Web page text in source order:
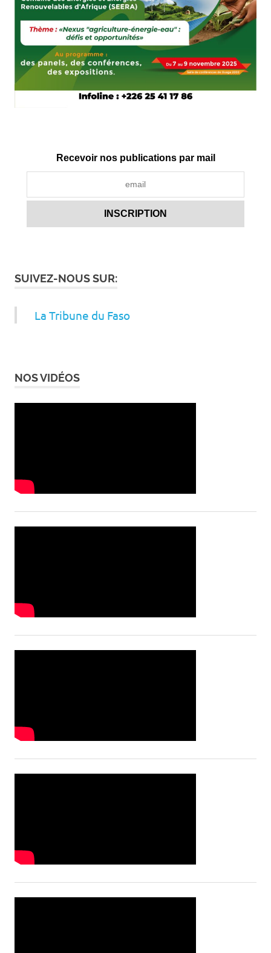
Recevoir nos publications par mail
SUIVEZ-NOUS SUR:
La Tribune du Faso
NOS VIDÉOS